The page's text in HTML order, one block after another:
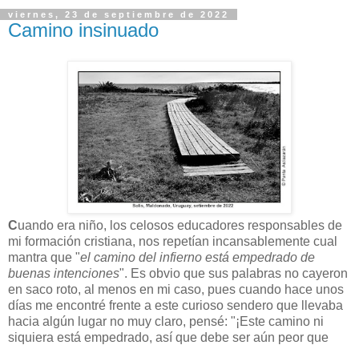
viernes, 23 de septiembre de 2022
Camino insinuado
Cuando era niño, los celosos educadores responsables de
mi formación cristiana, nos repetían incansablemente cual
mantra que "el camino del infierno está empedrado de
buenas intenciones". Es obvio que sus palabras no cayeron
en saco roto, al menos en mi caso, pues cuando hace unos
días me encontré frente a este curioso sendero que llevaba
hacia algún lugar no muy claro, pensé: "¡Este camino ni
siquiera está empedrado, así que debe ser aún peor que